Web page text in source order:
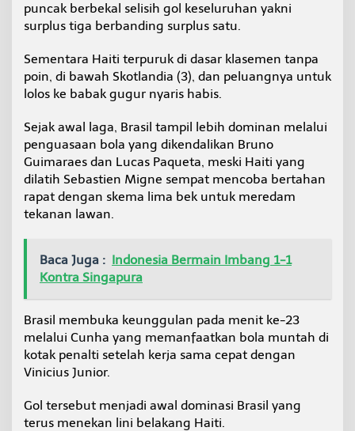
puncak berbekal selisih gol keseluruhan yakni
surplus tiga berbanding surplus satu.
Sementara Haiti terpuruk di dasar klasemen tanpa
poin, di bawah Skotlandia (3), dan peluangnya untuk
lolos ke babak gugur nyaris habis.
Sejak awal laga, Brasil tampil lebih dominan melalui
penguasaan bola yang dikendalikan Bruno
Guimaraes dan Lucas Paqueta, meski Haiti yang
dilatih Sebastien Migne sempat mencoba bertahan
rapat dengan skema lima bek untuk meredam
tekanan lawan.
Baca Juga : Indonesia Bermain Imbang 1-1
Kontra Singapura
Brasil membuka keunggulan pada menit ke-23
melalui Cunha yang memanfaatkan bola muntah di
kotak penalti setelah kerja sama cepat dengan
Vinicius Junior.
Gol tersebut menjadi awal dominasi Brasil yang
terus menekan lini belakang Haiti.